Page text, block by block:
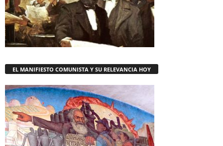
EL MANIFIESTO COMUNISTA Y SU RELEVANCIA HOY